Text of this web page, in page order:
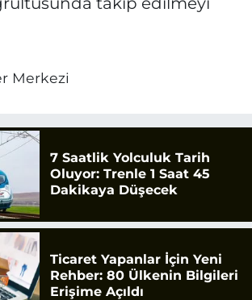
Merkezi
7 Saatlik Yolculuk Tarih
Oluyor: Trenle 1 Saat 45
Dakikaya Düşecek
Ticaret Yapanlar İçin Yeni
Rehber: 80 Ülkenin Bilgileri
Erişime Açıldı